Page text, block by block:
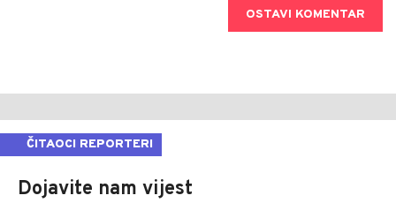
OSTAVI KOMENTAR
ČITAOCI REPORTERI
Dojavite nam vijest